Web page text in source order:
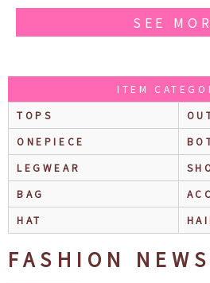
SEE
ITEM
TOPS
ONEPIECE
LEGWEAR
BAG
HAT
FASHION NEWS